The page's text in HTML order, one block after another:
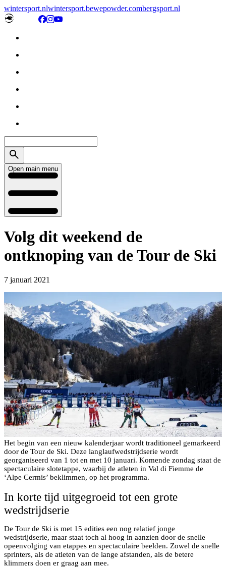
wintersport.nlwintersport.bewepowder.combergsport.nl
Open main menu
Volg dit weekend de
ontknoping van de Tour de Ski
7 januari 2021
Het begin van een nieuw kalenderjaar wordt traditioneel gemarkeerd
door de Tour de Ski. Deze langlaufwedstrijdserie wordt
georganiseerd van 1 tot en met 10 januari. Komende zondag staat de
spectaculaire slotetappe, waarbij de atleten in Val di Fiemme de
‘Alpe Cermis’ beklimmen, op het programma.
In korte tijd uitgegroeid tot een grote
wedstrijdserie
De Tour de Ski is met 15 edities een nog relatief jonge
wedstrijdserie, maar staat toch al hoog in aanzien door de snelle
opeenvolging van etappes en spectaculaire beelden. Zowel de snelle
sprinters, als de atleten van de lange afstanden, als de betere
klimmers doen er graag aan mee.